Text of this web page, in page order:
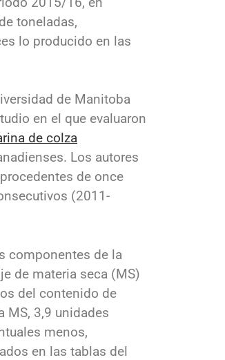
toneladas,
lo producido en las
de Manitoba
en el que evaluaron
de colza
Los autores
de once
(2011-
componentes de la
de materia seca (MS)
del contenido de
MS, 3,9 unidades
menos,
en las tablas del